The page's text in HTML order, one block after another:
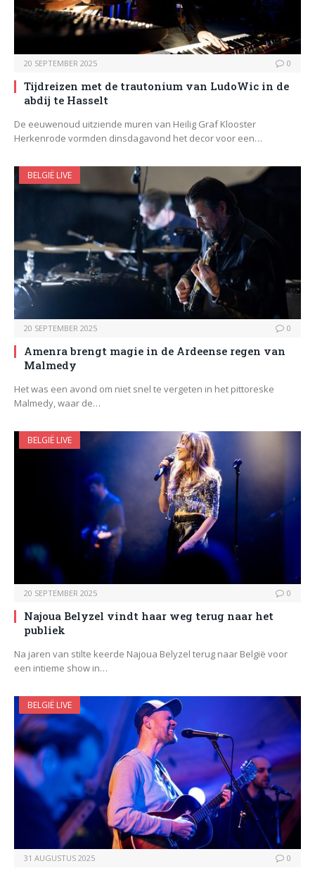
20 SEPTEMBER 2025 0
Tijdreizen met de trautonium van LudoWic in de
abdij te Hasselt
De eeuwenoud uitziende muren van Heilig Graf Klooster
Herkenrode vormden dinsdagavond het decor voor een…
BELGIË LIVE
20 SEPTEMBER 2025 0
Amenra brengt magie in de Ardeense regen van
Malmedy
Het was een avond om niet snel te vergeten in het pittoreske
Malmedy, waar de…
BELGIË LIVE
20 SEPTEMBER 2025 0
Najoua Belyzel vindt haar weg terug naar het
publiek
Na jaren van stilte keerde Najoua Belyzel terug naar België voor
een intieme show in…
BELGIË LIVE
31 AUGUSTUS 2025 0